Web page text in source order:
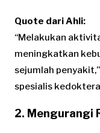
Quote dari Ahli:
“Melakukan
meningkatkan
sejumlah
spesialis
2. Mengurangi